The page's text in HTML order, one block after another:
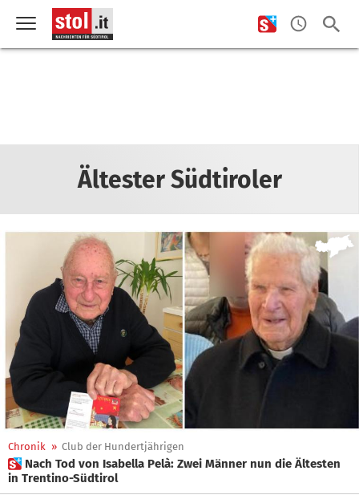
Ältester Südtiroler
Chronik » Club der Hundertjährigen
 Nach Tod von Isabella Pelà: Zwei Männer nun die Ältesten
in Trentino-Südtirol